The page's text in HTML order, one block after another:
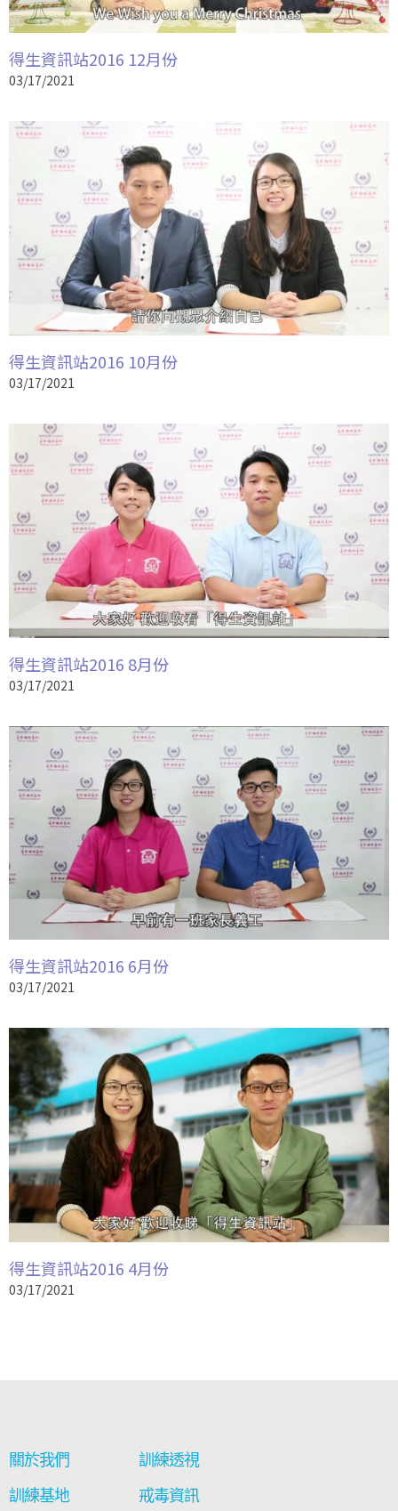
得生資訊站2016 12月份
03/17/2021
得生資訊站2016 10月份
03/17/2021
得生資訊站2016 8月份
03/17/2021
得生資訊站2016 6月份
03/17/2021
得生資訊站2016 4月份
03/17/2021
關於我們
訓練基地
訓練透視
戒毒資訊